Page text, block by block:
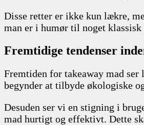
Disse retter er ikke kun lækre,
man er i humør til noget klassisk
Fremtidige tendenser
Fremtiden for takeaway mad ser
begynder at tilbyde økologiske
Desuden ser vi en stigning i
mad hurtigt og effektivt. Dette